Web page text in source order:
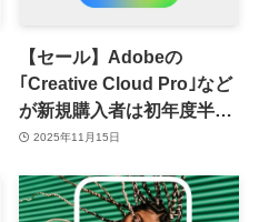
【セール】Adobeの
｢Creative Cloud Pro｣など
が新規購入者は初年度半額
に2025年11月15日